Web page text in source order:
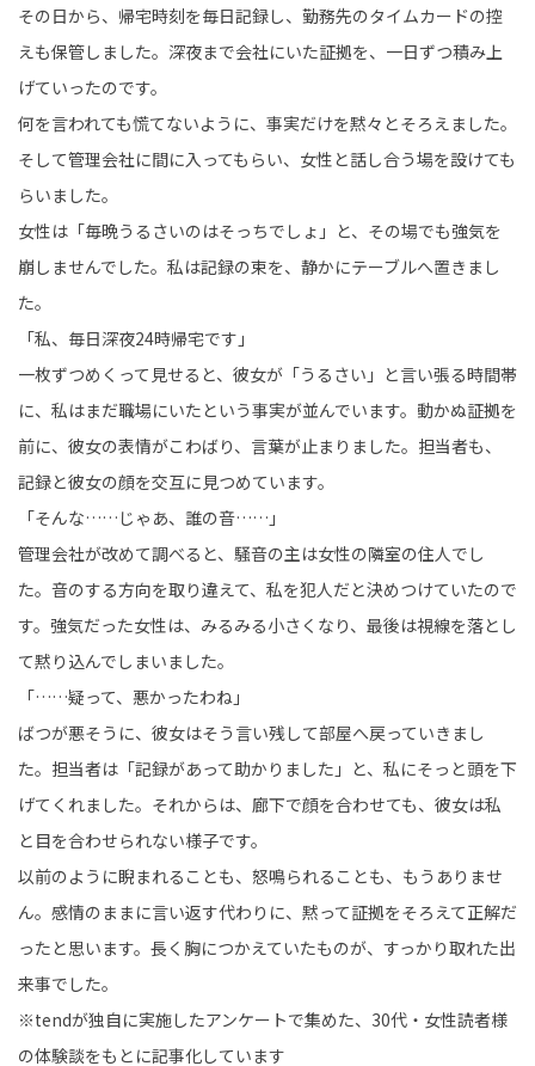
その日から、帰宅時刻を毎日記録し、勤務先のタイムカードの控
えも保管しました。深夜まで会社にいた証拠を、一日ずつ積み上
げていったのです。
何を言われても慌てないように、事実だけを黙々とそろえました。
そして管理会社に間に入ってもらい、女性と話し合う場を設けても
らいました。
女性は「毎晩うるさいのはそっちでしょ」と、その場でも強気を
崩しませんでした。私は記録の束を、静かにテーブルへ置きまし
た。
「私、毎日深夜24時帰宅です」
一枚ずつめくって見せると、彼女が「うるさい」と言い張る時間帯
に、私はまだ職場にいたという事実が並んでいます。動かぬ証拠を
前に、彼女の表情がこわばり、言葉が止まりました。担当者も、
記録と彼女の顔を交互に見つめています。
「そんな……じゃあ、誰の音……」
管理会社が改めて調べると、騒音の主は女性の隣室の住人でし
た。音のする方向を取り違えて、私を犯人だと決めつけていたので
す。強気だった女性は、みるみる小さくなり、最後は視線を落とし
て黙り込んでしまいました。
「……疑って、悪かったわね」
ばつが悪そうに、彼女はそう言い残して部屋へ戻っていきまし
た。担当者は「記録があって助かりました」と、私にそっと頭を下
げてくれました。それからは、廊下で顔を合わせても、彼女は私
と目を合わせられない様子です。
以前のように睨まれることも、怒鳴られることも、もうありませ
ん。感情のままに言い返す代わりに、黙って証拠をそろえて正解だ
ったと思います。長く胸につかえていたものが、すっかり取れた出
来事でした。
※tendが独自に実施したアンケートで集めた、30代・女性読者様
の体験談をもとに記事化しています